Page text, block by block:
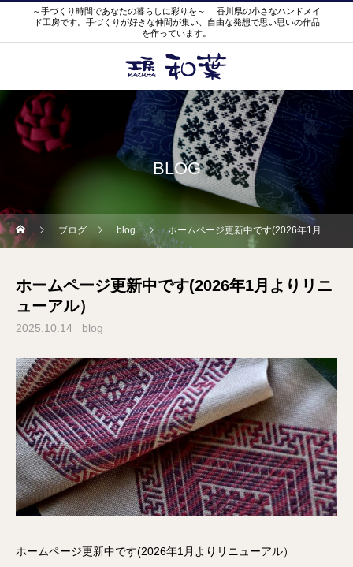
～手づくり時間であなたの暮らしに彩りを～ 香川県の小さなハンドメイ
ド工房です。手づくりが好きな仲間が集い、自由な発想で思い思いの作品
を作っています。
BLOG
ブログ blog ホームページ更新中です(2026年1月よりリニューアル）
ホームページ更新中です(2026年1月よりリニ
ューアル）
2025.10.14 blog
ホームページ更新中です(2026年1月よりリニューアル）